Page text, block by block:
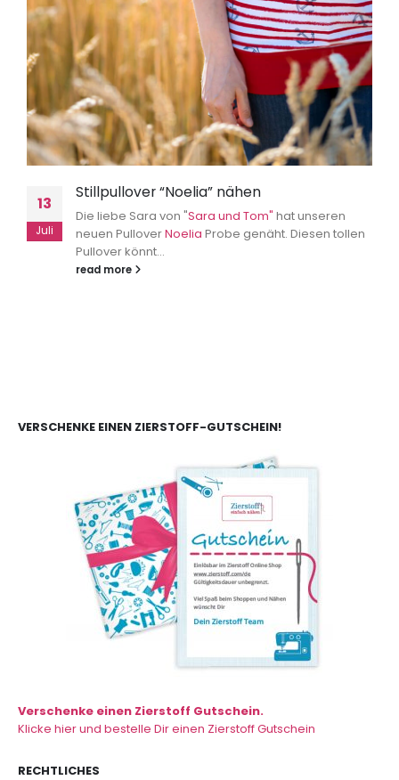
13
Juli
Stillpullover “Noelia” nähen
Die liebe Sara von "Sara und Tom" hat unseren
neuen PulloverNoelia Probe genäht. Diesen tollen
Pullover könnt...
read more
VERSCHENKE EINEN ZIERSTOFF-GUTSCHEIN!
Verschenke einen Zierstoff Gutschein.
Klicke hier und bestelle Dir einen Zierstoff Gutschein
RECHTLICHES